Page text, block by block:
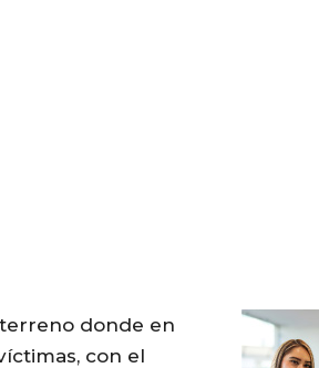
donde en
con el